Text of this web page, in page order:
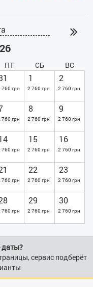
ПТ СБ ВС
760 грн
1
2 760 грн
2
2 760 грн
760 грн
8
2 760 грн
9
2 760 грн
760 грн
15
2 760 грн
16
2 760 грн
760 грн
22
2 760 грн
23
2 760 грн
760 грн
29
2 760 грн
30
2 760 грн
сервис подберёт